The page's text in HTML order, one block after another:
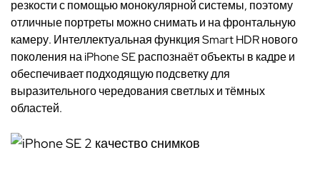
резкости с помощью монокулярной системы, поэтому
отличные портреты можно снимать и на фронтальную
камеру. Интеллектуальная функция Smart HDR нового
поколения на iPhone SE распознаёт объекты в кадре и
обеспечивает подходящую подсветку для
выразительного чередования светлых и тёмных
областей.